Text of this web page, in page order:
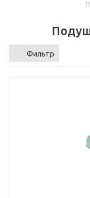
Фильтр